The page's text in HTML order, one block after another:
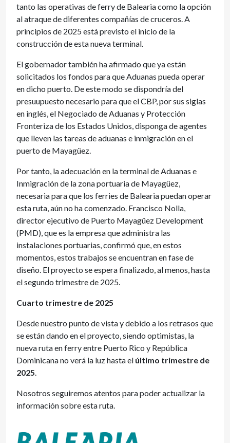
tanto las operativas de ferry de Balearia como la opción
al atraque de diferentes compañías de cruceros. A
principios de 2025 está previsto el inicio de la
construcción de esta nueva terminal.
El gobernador también ha afirmado que ya están
solicitados los fondos para que Aduanas pueda operar
en dicho puerto. De este modo se dispondría del
presuupuesto necesario para que el CBP, por sus siglas
en inglés, el Negociado de Aduanas y Protección
Fronteriza de los Estados Unidos, disponga de agentes
que lleven las tareas de aduanas e inmigración en el
puerto de Mayagüez.
Por tanto, la adecuación en la terminal de Aduanas e
Inmigración de la zona portuaria de Mayagüez,
necesaria para que los ferries de Balearia puedan operar
esta ruta, aún no ha comenzado. Francisco Nolla,
director ejecutivo de Puerto Mayagüez Development
(PMD), que es la empresa que administra las
instalaciones portuarias, confirmó que, en estos
momentos, estos trabajos se encuentran en fase de
diseño. El proyecto se espera finalizado, al menos, hasta
el segundo trimestre de 2025.
Cuarto trimestre de 2025
Desde nuestro punto de vista y debido a los retrasos que
se están dando en el proyecto, siendo optimistas, la
nueva ruta en ferry entre Puerto Rico y República
Dominicana no verá la luz hasta el último trimestre de
2025.
Nosotros seguiremos atentos para poder actualizar la
información sobre esta ruta.